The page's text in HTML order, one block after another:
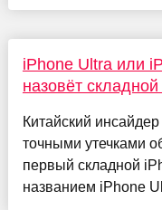
iPhone Ultra или
назовёт
Китайский
точными утечками
первый складной
названием iPhone